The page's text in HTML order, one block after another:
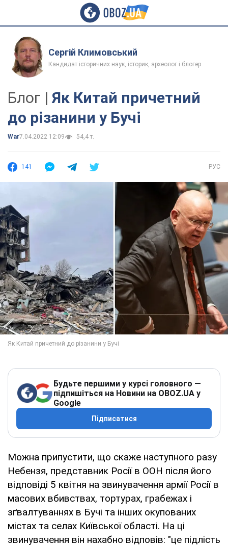
Сергій Климовський
Кандидат історичних наук, історик, археолог і блогер
Блог | Як Китай причетний
до різанини у Бучі
War7.04.2022 12:09 54,4 т.
141 РУС
Будьте першими у курсі головного —
підпишіться на Новини на OBOZ.UA у
Google
Підписатися
Можна припустити, що скаже наступного разу
Небензя, представник Росії в ООН після його
відповіді 5 квітня на звинувачення армії Росії в
масових вбивствах, тортурах, грабежах і
зґвалтуваннях в Бучі та інших окупованих
містах та селах Київської області. На ці
звинувачення він нахабно відповів: "це підлість